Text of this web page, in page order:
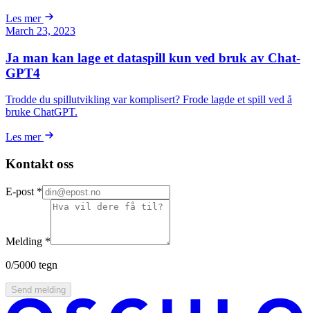
Les mer
March 23, 2023
Ja man kan lage et dataspill kun ved bruk av Chat-
GPT4
Trodde du spillutvikling var komplisert? Frode lagde et spill ved å
bruke ChatGPT.
Les mer
Kontakt oss
E-post *
Melding *
0/5000 tegn
Send melding